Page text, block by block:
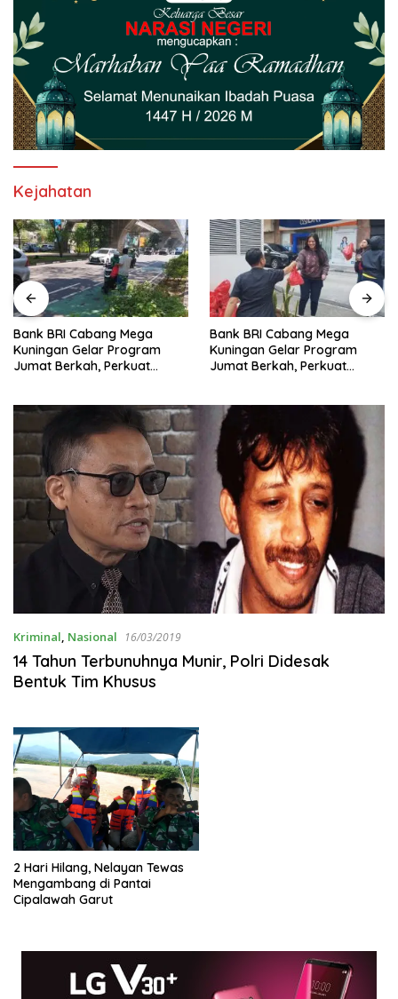
Kejahatan
Bank BRI Cabang Mega
Kuningan Gelar Program
Jumat Berkah, Perkuat
Bank BRI Cabang Mega
Kuningan Gelar Program
Jumat Berkah, Perkuat
Kriminal, Nasional 16/03/2019
14 Tahun Terbunuhnya Munir, Polri Didesak
Bentuk Tim Khusus
2 Hari Hilang, Nelayan Tewas
Mengambang di Pantai
Cipalawah Garut